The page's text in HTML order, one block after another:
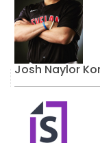
Josh Naylor